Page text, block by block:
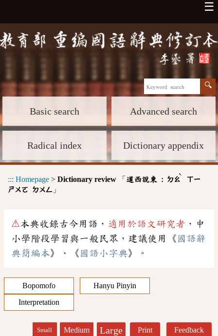
☰
Basic search Advanced search
Radical index Dictionary appendix
::: Homepage > Dictionary review 「 道西說東 : ㄉㄠ
ˋ
ㄒㄧ
ㄕㄨㄛ
ㄉㄨㄥ 」
⚠本典收錄古今用語， 適用於語文研究者 ，中
小學階段學習與一般民眾，建議使用《 國語辭
典簡編本》、《 國語小字典》。
Bopomofo
Hanyu Pinyin
Interpretation
Small Medium Large Print Feedback